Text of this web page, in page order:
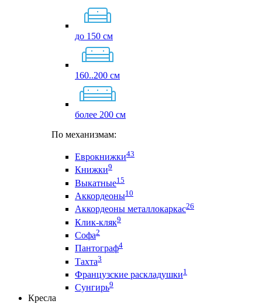
до 150 см
160..200 см
более 200 см
По механизмам:
Еврокнижки43
Книжки9
Выкатные15
Аккордеоны10
Аккордеоны металлокаркас26
Клик-кляк9
Софа2
Пантограф4
Тахта3
Французские раскладушки1
Сунгирь9
Кресла